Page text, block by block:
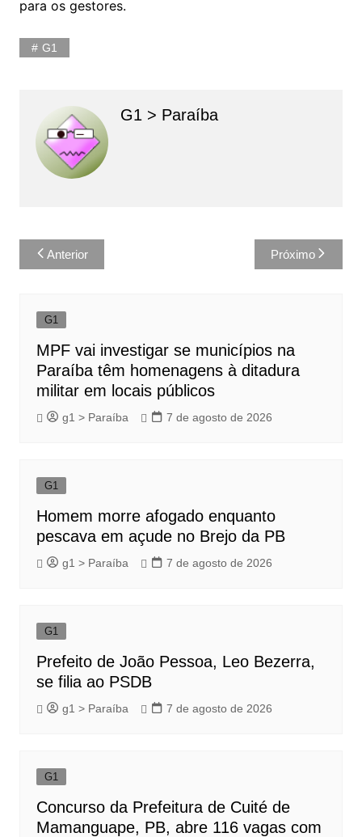
para os gestores.
G1
G1 > Paraíba
Navegação
de
Anterior Próximo
G1
MPF vai investigar se municípios na
Paraíba têm homenagens à ditadura
militar em locais públicos
g1 > Paraíba 7 de agosto de 2026
G1
Homem morre afogado enquanto
pescava em açude no Brejo da PB
g1 > Paraíba 7 de agosto de 2026
G1
Prefeito de João Pessoa, Leo Bezerra,
se filia ao PSDB
g1 > Paraíba 7 de agosto de 2026
G1
Concurso da Prefeitura de Cuité de
Mamanguape, PB, abre 116 vagas com